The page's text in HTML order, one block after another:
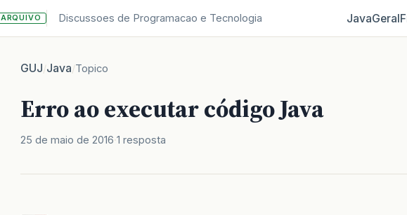
ARQUIVO Discussoes de Programacao e Tecnologia JavaGeral
GUJ/Java/Topico
Erro ao executar código Java
25 de maio de 2016 1 resposta